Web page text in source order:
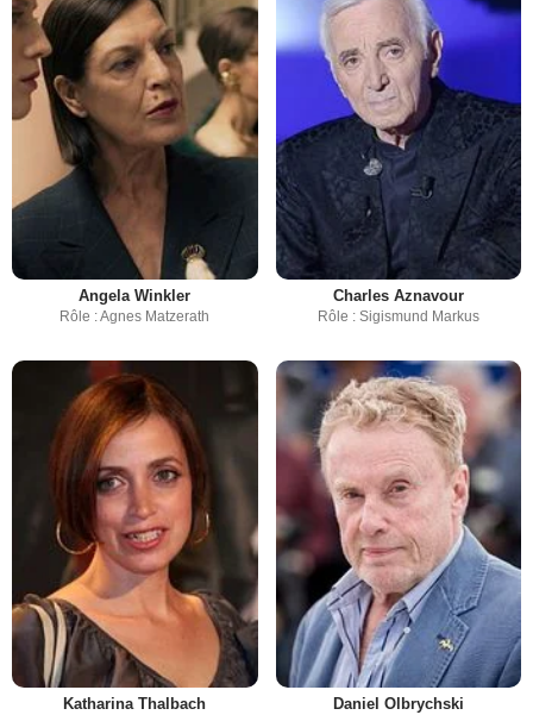
Angela Winkler
Rôle : Agnes Matzerath
Charles Aznavour
Rôle : Sigismund Markus
Katharina Thalbach Daniel Olbrychski